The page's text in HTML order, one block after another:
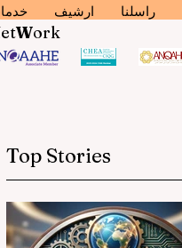
ارشيف راسلنا
etWork
Top Stories